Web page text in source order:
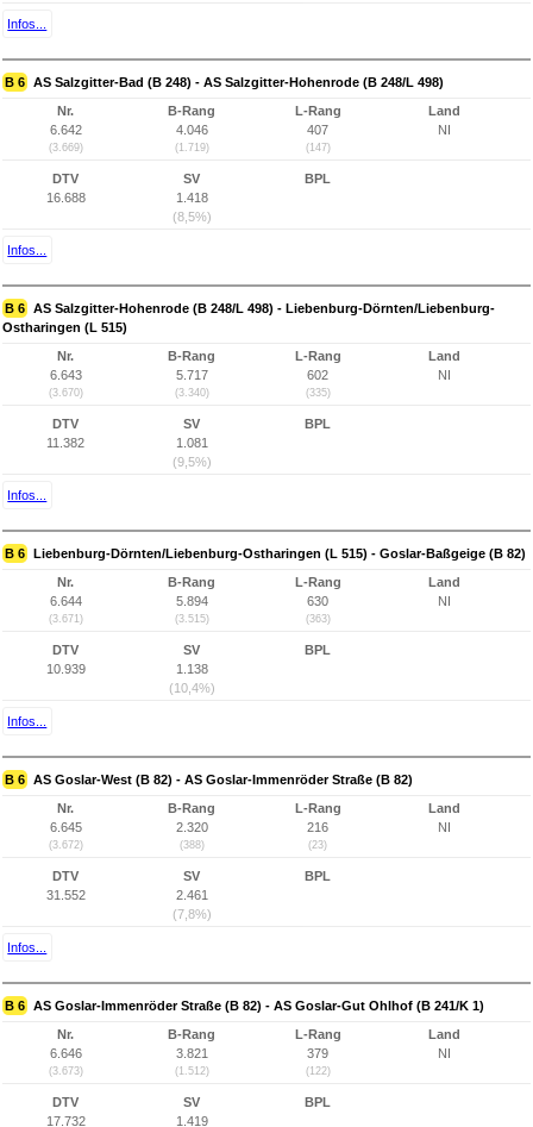
Infos...
B 6 AS Salzgitter-Bad (B 248) - AS Salzgitter-Hohenrode (B 248/L 498)
Nr.
6.642
(3.669)
B-Rang
4.046
(1.719)
L-Rang
407
(147)
Land
NI
DTV
16.688
SV
1.418
(8,5%)
BPL
Infos...
B 6 AS Salzgitter-Hohenrode (B 248/L 498) - Liebenburg-Dörnten/Liebenburg-
Ostharingen (L 515)
Nr.
6.643
(3.670)
B-Rang
5.717
(3.340)
L-Rang
602
(335)
Land
NI
DTV
11.382
SV
1.081
(9,5%)
BPL
Infos...
B 6 Liebenburg-Dörnten/Liebenburg-Ostharingen (L 515) - Goslar-Baßgeige (B 82)
Nr.
6.644
(3.671)
B-Rang
5.894
(3.515)
L-Rang
630
(363)
Land
NI
DTV
10.939
SV
1.138
(10,4%)
BPL
Infos...
B 6 AS Goslar-West (B 82) - AS Goslar-Immenröder Straße (B 82)
Nr.
6.645
(3.672)
B-Rang
2.320
(388)
L-Rang
216
(23)
Land
NI
DTV
31.552
SV
2.461
(7,8%)
BPL
Infos...
B 6 AS Goslar-Immenröder Straße (B 82) - AS Goslar-Gut Ohlhof (B 241/K 1)
Nr.
6.646
(3.673)
B-Rang
3.821
(1.512)
L-Rang
379
(122)
Land
NI
DTV
17.732
SV
1.419
BPL